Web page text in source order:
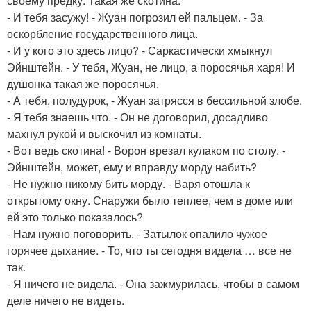
- И тебя засужу! - Жуан погрозил ей пальцем. - За
оскорбление государственного лица.
- И у кого это здесь лицо? - Саркастически хмыкнул
Эйнштейн. - У тебя, Жуан, не лицо, а поросячья харя! И
душонка такая же поросячья.
- А тебя, полудурок, - Жуан затрясся в бессильной злобе.
- Я тебя знаешь что. - Он не договорил, досадливо
махнул рукой и выскочил из комнаты.
- Вот ведь скотина! - Ворон врезал кулаком по столу. -
Эйнштейн, может, ему и вправду морду набить?
- Не нужно никому бить морду. - Варя отошла к
открытому окну. Снаружи было теплее, чем в доме или
ей это только показалось?
- Нам нужно поговорить. - Затылок опалило чужое
горячее дыхание. - То, что ты сегодня видела … все не
так.
- Я ничего не видела. - Она зажмурилась, чтобы в самом
деле ничего не видеть.